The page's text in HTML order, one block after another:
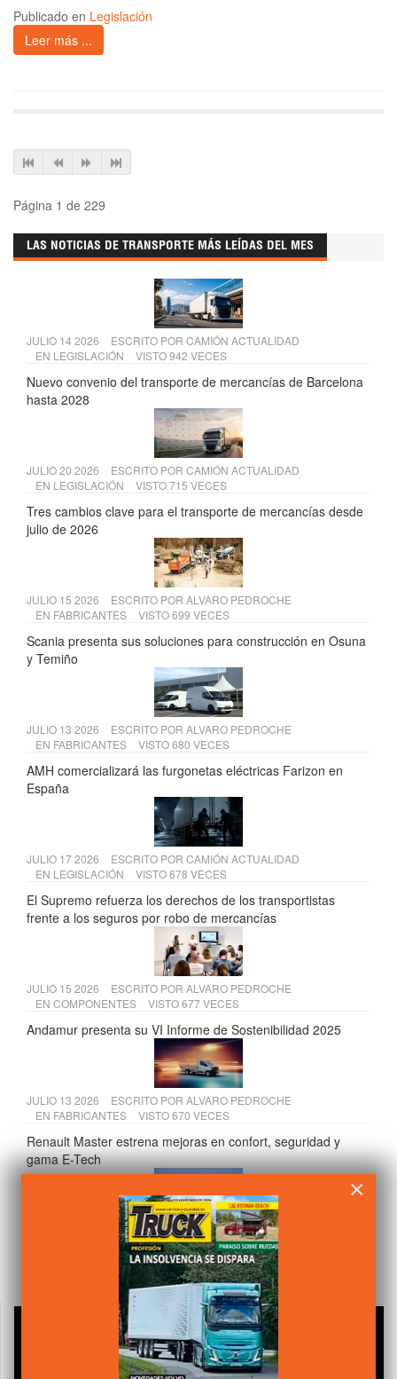
Publicado en Legislación
Leer más ...
Página 1 de 229
LAS NOTICIAS DE TRANSPORTE MÁS LEÍDAS DEL MES
JULIO 14 2026 ESCRITO POR CAMIÓN ACTUALIDAD
EN LEGISLACIÓN VISTO 942 VECES
Nuevo convenio del transporte de mercancías de Barcelona
hasta 2028
JULIO 20 2026 ESCRITO POR CAMIÓN ACTUALIDAD
EN LEGISLACIÓN VISTO 715 VECES
Tres cambios clave para el transporte de mercancías desde
julio de 2026
JULIO 15 2026 ESCRITO POR ALVARO PEDROCHE
EN FABRICANTES VISTO 699 VECES
Scania presenta sus soluciones para construcción en Osuna
y Temiño
JULIO 13 2026 ESCRITO POR ALVARO PEDROCHE
EN FABRICANTES VISTO 680 VECES
AMH comercializará las furgonetas eléctricas Farizon en
España
JULIO 17 2026 ESCRITO POR CAMIÓN ACTUALIDAD
EN LEGISLACIÓN VISTO 678 VECES
El Supremo refuerza los derechos de los transportistas
frente a los seguros por robo de mercancías
JULIO 15 2026 ESCRITO POR ALVARO PEDROCHE
EN COMPONENTES VISTO 677 VECES
Andamur presenta su VI Informe de Sostenibilidad 2025
JULIO 13 2026 ESCRITO POR ALVARO PEDROCHE
EN FABRICANTES VISTO 670 VECES
Renault Master estrena mejoras en confort, seguridad y
gama E-Tech
ESCRITO PORALVARO PEDROCHE
FABRICANTES VISTO 651 VECES
MAN Truck & Bus en la IAA 2026: eTGM, D30 PowerLion y
nuevas tecnologías
×